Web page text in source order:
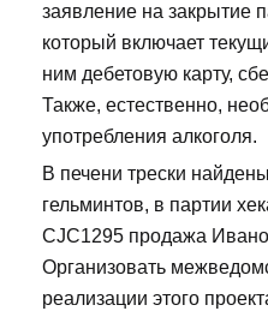
заявление на закрытие
который включает
ним дебетовую карту,
Также, естественно,
употребления алкоголя.
В печени трески
гельминтов, в партии
CJC1295 продажа
Организовать
реализации этого